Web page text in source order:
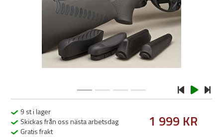
9 st i lager
Skickas från oss nästa arbetsdag
Gratis frakt
1 999 KR